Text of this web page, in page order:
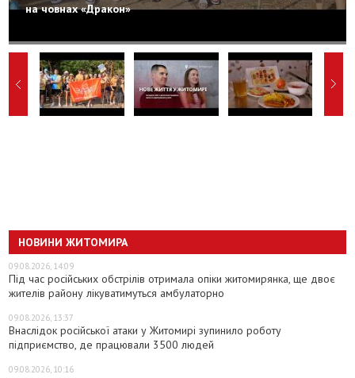
на човнах «Дракон»
НОВИНИ ЖИТОМИРА
09.08.2026, 14:09
Під час російських обстрілів отримала опіки житомирянка, ще двоє
жителів району лікуватимуться амбулаторно
09.08.2026, 13:37
Внаслідок російської атаки у Житомирі зупинило роботу
підприємство, де працювали 3500 людей
09.08.2026, 10:16